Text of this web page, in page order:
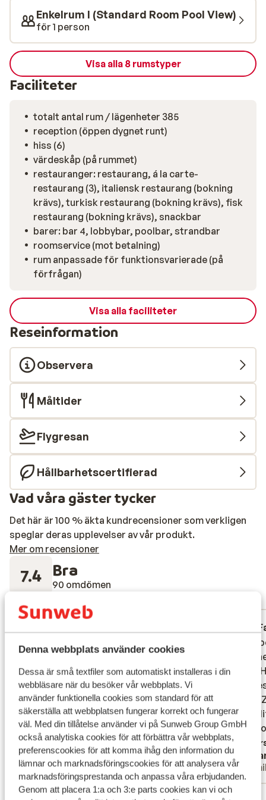
Denna webbplats använder cookies
Dessa är små textfiler som automatiskt installeras i din
webbläsare när du besöker vår webbplats. Vi
använder funktionella cookies som standard för att
säkerställa att webbplatsen fungerar korrekt och fungerar
väl. Med din tillåtelse använder vi på Sunweb Group GmbH
också analytiska cookies för att förbättra vår webbplats,
preferenscookies för att komma ihåg den information du
lämnar och marknadsföringscookies för att analysera vår
marknadsföringsprestanda och anpassa våra erbjudanden.
Genom att placera 1:a och 3:e parts cookies kan vi och
restaurangerna. Det finns flera restauranger på
hotellet vilket gör att variationen av dina måltider under
din vistelse är mycket bra.
Enkelrum I (Standard Room Pool View)
för 1 person
Visa alla 8 rumstyper
Faciliteter
totalt antal rum / lägenheter 385
reception (öppen dygnet runt)
hiss (6)
värdeskåp (på rummet)
restauranger: restaurang, á la carte-
restaurang (3), italiensk restaurang (bokning
krävs), turkisk restaurang (bokning krävs), fisk
restaurang (bokning krävs), snackbar
barer: bar 4, lobbybar, poolbar, strandbar
roomservice (mot betalning)
rum anpassade för funktionsvarierade (på
förfrågan)
Visa alla faciliteter
Reseinformation
Observera
Måltider
Flygresan
Hållbarhetscertifierad
Vad våra gäster tycker
Det här är 100 % äkta kundrecensioner som verkligen
speglar deras upplevelser av vår produkt.
Mer om recensioner
7.4 Bra
90 omdömen
Hotel was super netjes. Kinderen hoeven
zich geen minuut te vervelen. Kamers zijn
van prima formaat en ook fijn dat er een
eenpersoons bed staat.
Hotel was super netjes. Kinderen hoeven
zich geen minuut te vervelen. Kamers zijn
van prima formaat en ook fijn dat er een
eenpersoons bed staat.
Översätt till svenska
Anonym
Familj
Een
goed.
Of de
drukte
met
Een
goed.
Of de
Visa alla 90 omdömen